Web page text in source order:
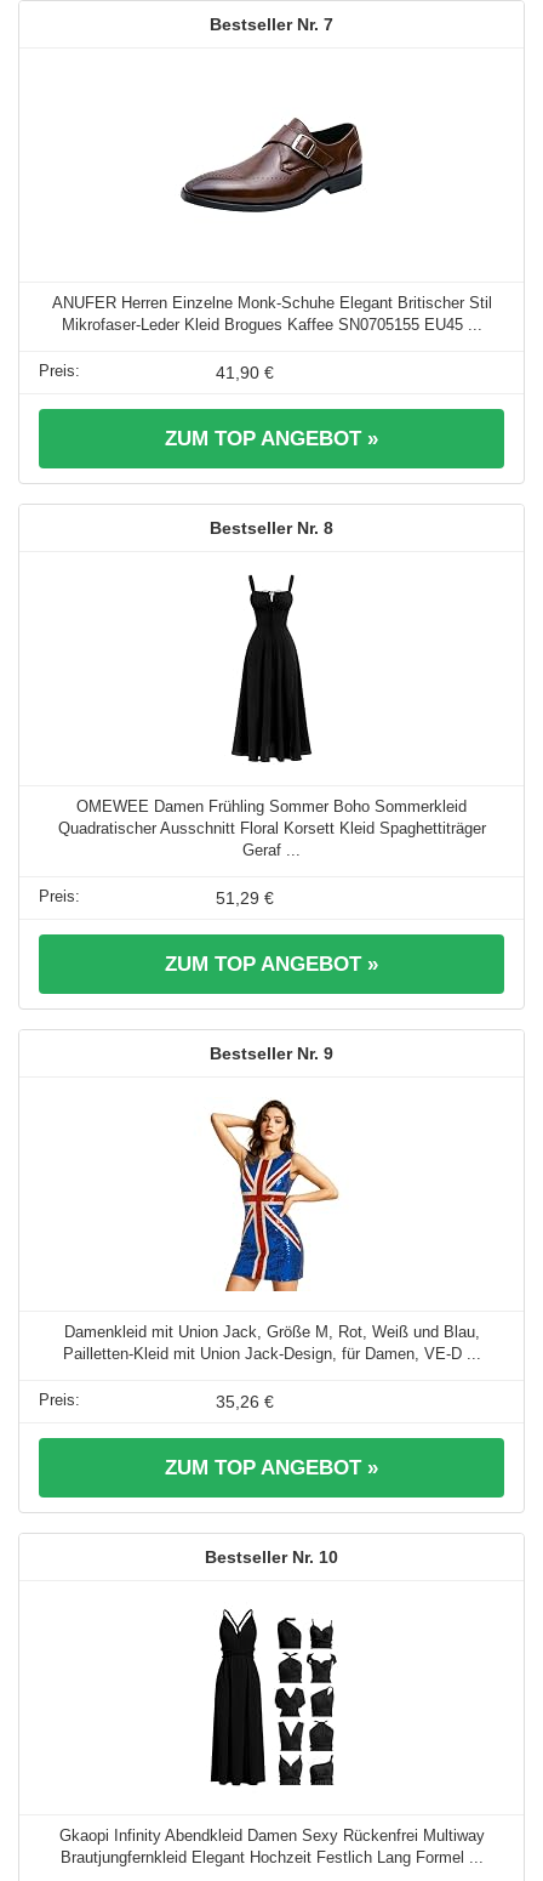
7
ANUFER Herren Einzelne Monk-Schuhe Elegant Britischer Stil
Mikrofaser-Leder Kleid Brogues Kaffee SN0705155 EU45 ...
41,90 €
ZUM TOP ANGEBOT »
8
OMEWEE Damen Frühling Sommer Boho Sommerkleid
Quadratischer Ausschnitt Floral Korsett Kleid Spaghettiträger
Geraf ...
51,29 €
ZUM TOP ANGEBOT »
9
Damenkleid mit Union Jack, Größe M, Rot, Weiß und Blau,
Pailletten-Kleid mit Union Jack-Design, für Damen, VE-D ...
35,26 €
ZUM TOP ANGEBOT »
10
Gkaopi Infinity Abendkleid Damen Sexy Rückenfrei Multiway
Brautjungfernkleid Elegant Hochzeit Festlich Lang Formel ...